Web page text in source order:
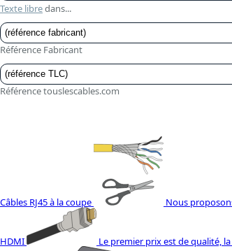
Texte libredans...
Référence Fabricant
Référence touslescables.com
Câbles RJ45 à la coupe Nous
HDMI Le premier prix est de qualité,